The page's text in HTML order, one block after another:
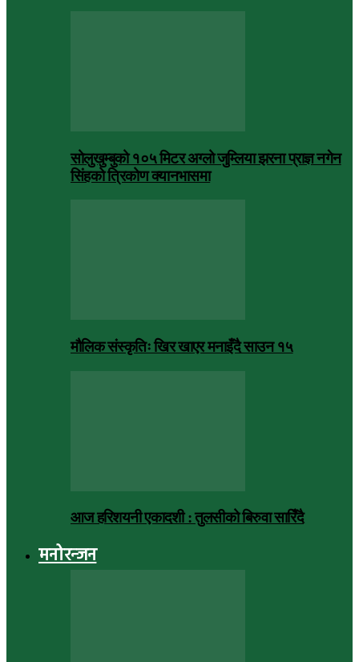
सोलुखुम्बुको १०५ मिटर अग्लो जुम्लिया झरना प्राज्ञ नगेन
सिंहको त्रिकोण क्यानभासमा
मौलिक संस्कृतिः खिर खाएर मनाइँदै साउन १५
आज हरिशयनी एकादशी : तुलसीको बिरुवा सारिँदै
मनोरन्जन